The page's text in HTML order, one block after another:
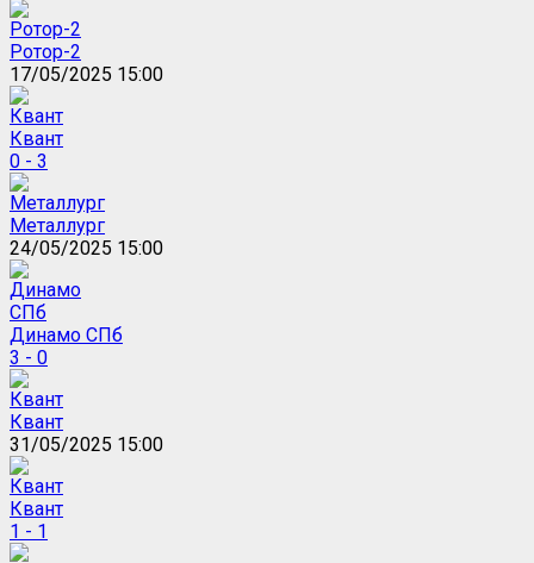
Ротор-2
17/05/2025 15:00
Квант
0 - 3
Металлург
24/05/2025 15:00
Динамо СПб
3 - 0
Квант
31/05/2025 15:00
Квант
1 - 1